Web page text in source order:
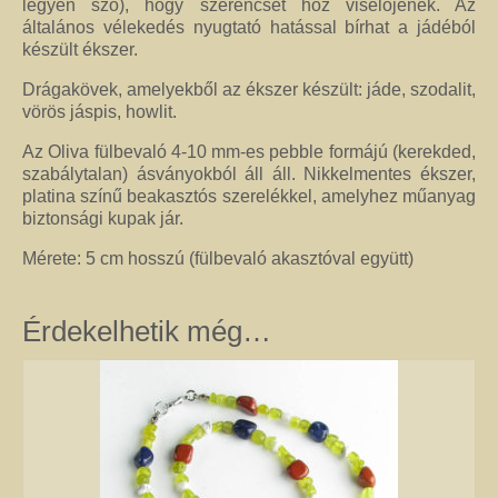
nőknek.
Ezen az oldalon olyan különleges és divatos ékszereket talál, amelyeket csak
részben én készítettem. Úgy vélem, helyük van a Harmónia Ékszerek
válogattam ki azokat az ékszereket, amelyek megfelelnek ennek a magas
minőségi és esztétikai követelménynek. Ezeket az ékszereket azoknak
ajánlom, akik nem ragaszkodnak az ásványokhoz, féldrágakövekhez, illetve
kristályokhoz, de rajonganak az egyéni ötletekért, és valami különlegesre
Garantáltan örömöt szerezhet velük szeretteinek.
Igény szerinti átalakítás – INGYENES
Rendelésre készült egyedi ékszer
Egyedi kőbefoglalás rendelésre
legyen szó), hogy szerencsét hoz viselőjének. Az
általános vélekedés nyugtató hatással bírhat a jádéból
készült ékszer.
Drágakövek, amelyekből az ékszer készült: jáde, szodalit,
vörös jáspis, howlit.
Az Oliva fülbevaló 4-10 mm-es pebble formájú (kerekded,
szabálytalan) ásványokból áll áll. Nikkelmentes ékszer,
platina színű beakasztós szerelékkel, amelyhez műanyag
biztonsági kupak jár.
Mérete: 5 cm hosszú (fülbevaló akasztóval együtt)
Érdekelhetik még…